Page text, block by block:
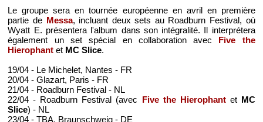
Le groupe sera en tournée européenne en avril en première
partie de Messa, incluant deux sets au Roadburn Festival, où
Wyatt E. présentera l'album dans son intégralité. Il interprétera
également un set spécial en collaboration avec Five the
Hierophant et MC Slice.
19/04 - Le Michelet, Nantes - FR
20/04 - Glazart, Paris - FR
21/04 - Roadburn Festival - NL
22/04 - Roadburn Festival (avec Five the Hierophantet MC
Slice) - NL
23/04 - TBA, Braunschweig - DE